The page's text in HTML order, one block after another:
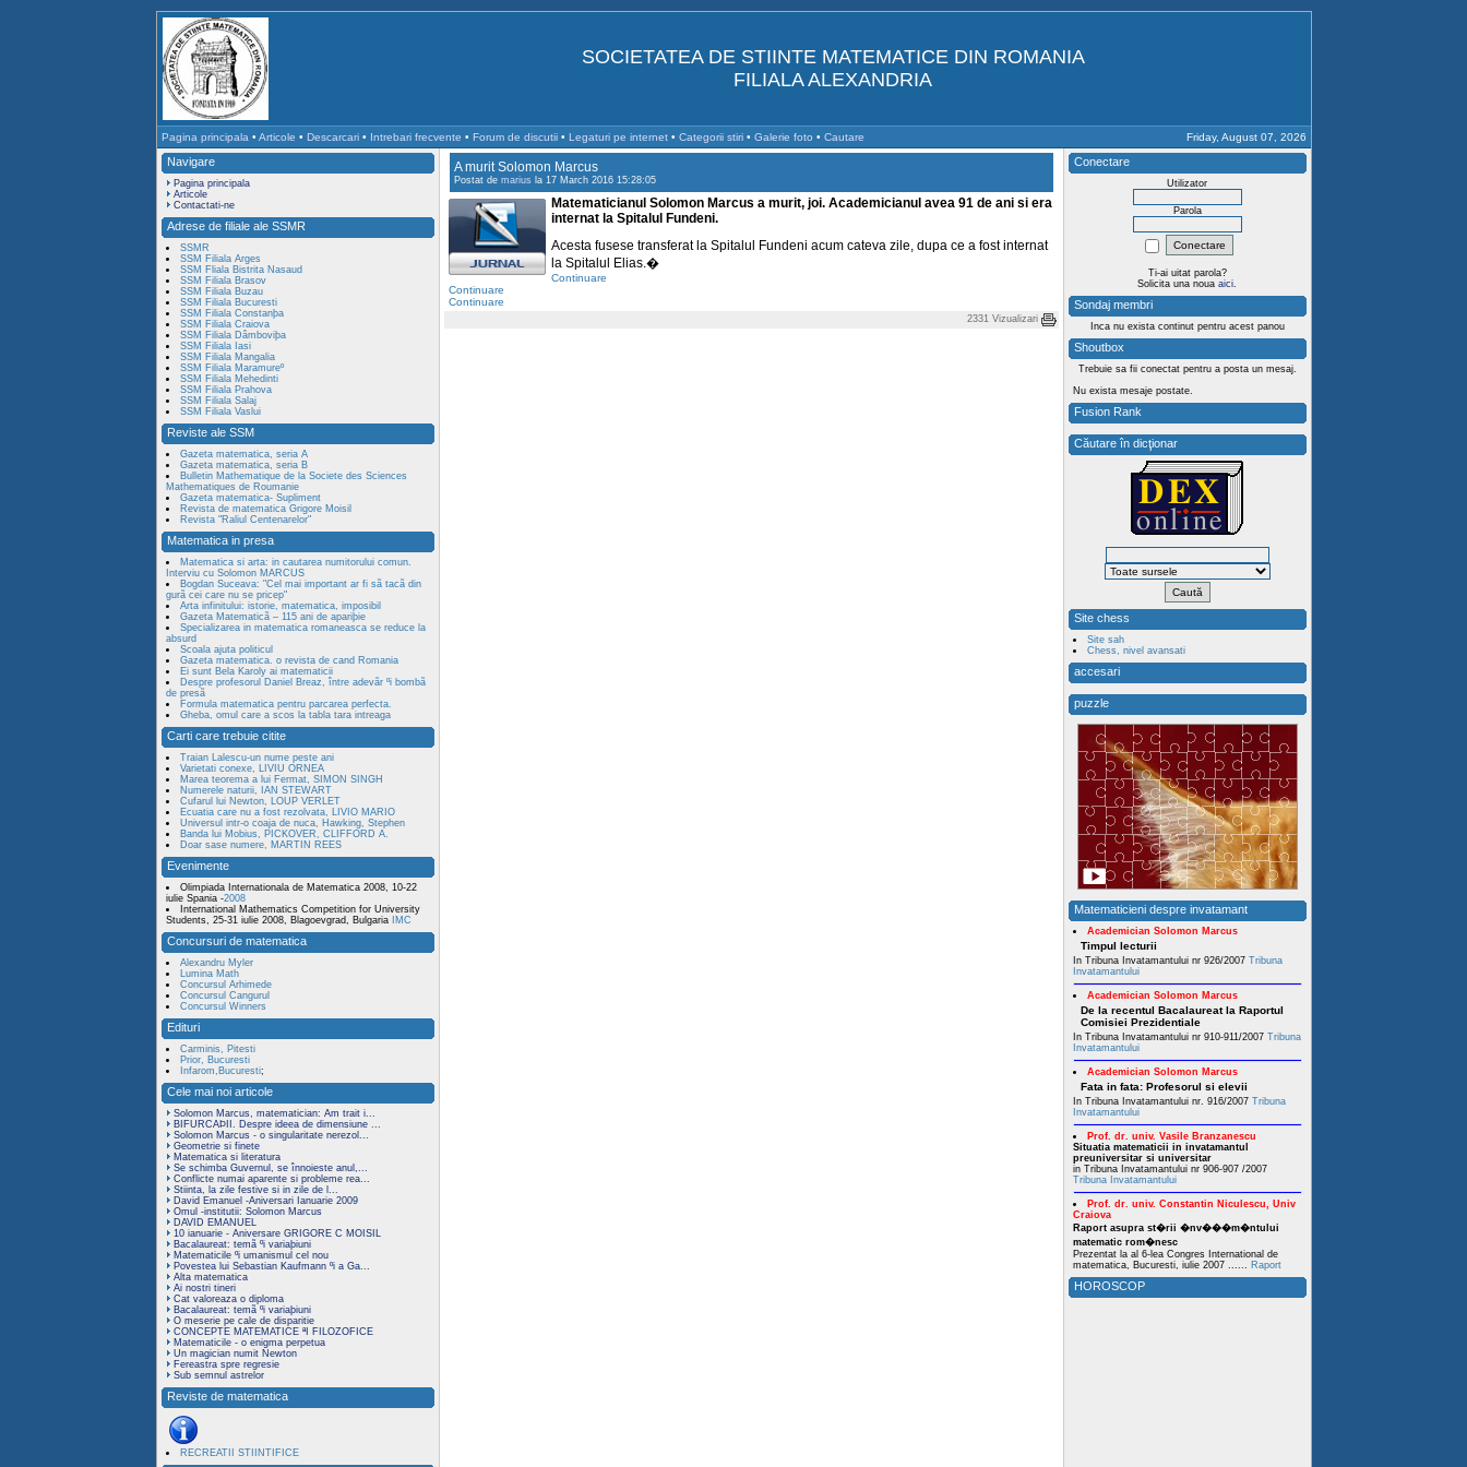
SOCIETATEA DE STIINTE MATEMATICE DIN ROMANIA
FILIALA ALEXANDRIA
Pagina principala • Articole • Descarcari• Intrebari frecvente • Forum de discutii• Legaturi pe internet• Categorii stiri• Galerie foto • Cautare Friday, August 07, 2026
Navigare
Pagina principala
Articole
Contactati-ne
Adrese de filiale ale SSMR
SSMR
SSM Filiala Arges
SSM Fliala Bistrita Nasaud
SSM Filiala Brasov
SSM Filiala Buzau
SSM Filiala Bucuresti
SSM Filiala Constanþa
SSM Filiala Craiova
SSM Filiala Dâmboviþa
SSM Filiala Iasi
SSM Filiala Mangalia
SSM Filiala Maramureº
SSM Filiala Mehedinti
SSM Filiala Prahova
SSM Filiala Salaj
SSM Filiala Vaslui
Reviste ale SSM
Gazeta matematica, seria A
Gazeta matematica, seria B
Bulletin Mathematique de la Societe des Sciences
Mathematiques de Roumanie
Gazeta matematica- Supliment
Revista de matematica Grigore Moisil
Revista "Raliul Centenarelor"
Matematica in presa
Matematica si arta: in cautarea numitorului comun.
Interviu cu Solomon MARCUS
Bogdan Suceava: "Cel mai important ar fi sã tacã din
gurã cei care nu se pricep"
Arta infinitului: istorie, matematica, imposibil
Gazeta Matematicã – 115 ani de apariþie
Specializarea in matematica romaneasca se reduce la
absurd
Scoala ajuta politicul
Gazeta matematica. o revista de cand Romania
Ei sunt Bela Karoly ai matematicii
Despre profesorul Daniel Breaz, între adevãr ºi bombã
de presã
Formula matematica pentru parcarea perfecta.
Gheba, omul care a scos la tabla tara intreaga
Carti care trebuie citite
Traian Lalescu-un nume peste ani
Varietati conexe, LIVIU ORNEA
Marea teorema a lui Fermat, SIMON SINGH
Numerele naturii, IAN STEWART
Cufarul lui Newton, LOUP VERLET
Ecuatia care nu a fost rezolvata, LIVIO MARIO
Universul intr-o coaja de nuca, Hawking, Stephen
Banda lui Mobius, PICKOVER, CLIFFORD A.
Doar sase numere, MARTIN REES
Evenimente
Olimpiada Internationala de Matematica 2008, 10-22
iulie Spania -2008
International Mathematics Competition for University
Students, 25-31 iulie 2008, Blagoevgrad, BulgariaIMC
Concursuri de matematica
Alexandru Myler
Lumina Math
Concursul Arhimede
Concursul Cangurul
Concursul Winners
Edituri
Carminis, Pitesti
Prior, Bucuresti
Infarom,Bucuresti;
Cele mai noi articole
Solomon Marcus, matematician: Am trait i...
BIFURCAÞII. Despre ideea de dimensiune ...
Solomon Marcus - o singularitate nerezol...
Geometrie si finete
Matematica si literatura
Se schimba Guvernul, se înnoieste anul,...
Conflicte numai aparente si probleme rea...
Stiinta, la zile festive si in zile de l...
David Emanuel -Aniversari Ianuarie 2009
Omul -institutii: Solomon Marcus
DAVID EMANUEL
10 ianuarie - Aniversare GRIGORE C MOISIL
Bacalaureat: temã ºi variaþiuni
Matematicile ºi umanismul cel nou
Povestea lui Sebastian Kaufmann ºi a Ga...
Alta matematica
Ai nostri tineri
Cat valoreaza o diploma
Bacalaureat: temã ºi variaþiuni
O meserie pe cale de disparitie
CONCEPTE MATEMATICE ªI FILOZOFICE
Matematicile - o enigma perpetua
Un magician numit Newton
Fereastra spre regresie
Sub semnul astrelor
Reviste de matematica
RECREATII STIINTIFICE
A murit Solomon Marcus
Postat de marius la 17 March 2016 15:28:05
Matematicianul Solomon Marcus a murit, joi. Academicianul avea 91 de ani si era
internat la Spitalul Fundeni.
Acesta fusese transferat la Spitalul Fundeni acum cateva zile, dupa ce a fost internat
la Spitalul Elias.�
Continuare
Continuare
Continuare
2331 Vizualizari
Conectare
Utilizator
Parola
Ti-ai uitat parola?
Solicita una noua aici.
Sondaj membri
Inca nu exista continut pentru acest panou
Shoutbox
Trebuie sa fii conectat pentru a posta un mesaj.
Nu exista mesaje postate.
Fusion Rank
Căutare în dicţionar
Site chess
Site sah
Chess, nivel avansati
accesari
puzzle
Matematicieni despre invatamant
Academician Solomon Marcus
Timpul lecturii
In Tribuna Invatamantului nr 926/2007 Tribuna
Invatamantului
Academician Solomon Marcus
De la recentul Bacalaureat la Raportul
Comisiei Prezidentiale
In Tribuna Invatamantului nr 910-911/2007 Tribuna
Invatamantului
Academician Solomon Marcus
Fata in fata: Profesorul si elevii
In Tribuna Invatamantului nr. 916/2007 Tribuna
Invatamantului
Prof. dr. univ. Vasile Branzanescu
Situatia matematicii in invatamantul
preuniversitar si universitar
in Tribuna Invatamantului nr 906-907 /2007
Tribuna Invatamantului
Prof. dr. univ. Constantin Niculescu, Univ
Craiova
Raport asupra st�rii �nv���m�ntului
matematic rom�nesc
Prezentat la al 6-lea Congres International de
matematica, Bucuresti, iulie 2007 ...... Raport
HOROSCOP